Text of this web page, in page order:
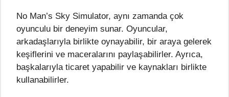
No Man’s Sky Simulator, aynı zamanda çok
oyunculu bir deneyim sunar. Oyuncular,
arkadaşlarıyla birlikte oynayabilir, bir araya gelerek
keşiflerini ve maceralarını paylaşabilirler. Ayrıca,
başkalarıyla ticaret yapabilir ve kaynakları birlikte
kullanabilirler.